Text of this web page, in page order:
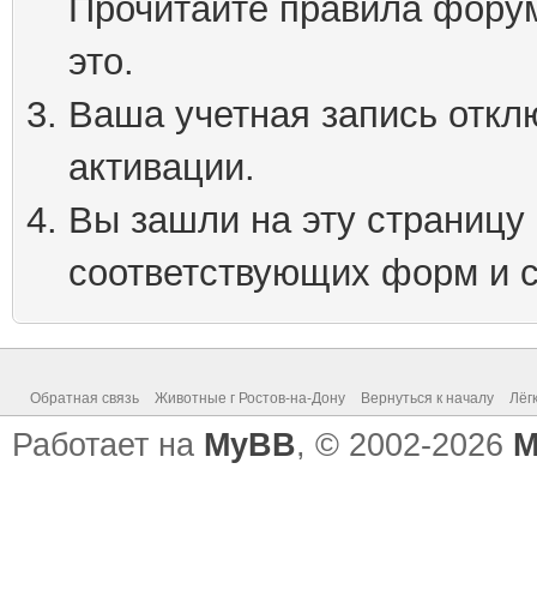
Прочитайте правила
это.
Ваша учетная запись
активации.
Вы зашли на эту
соответствующих форм и
Обратная связь Животные г Ростов-на-Дону Вернуться к началу
Работает на MyBB, © 2002-2026